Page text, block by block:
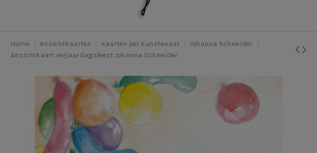
Home Ansichtkaarten Kaarten per kunstenaar
Johanna Schneider
Ansichtkaart verjaardagsfeest Johanna Schneider